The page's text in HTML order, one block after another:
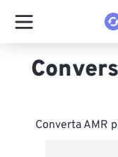
Converta AMR